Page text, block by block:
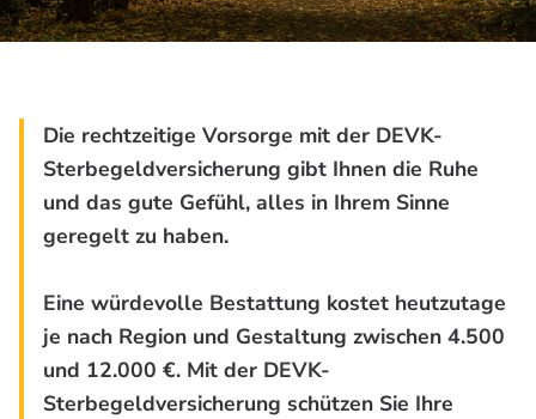
Die rechtzeitige Vorsorge mit der DEVK-
Sterbegeldversicherung gibt Ihnen die Ruhe
und das gute Gefühl, alles in Ihrem Sinne
geregelt zu haben.
Eine würdevolle Bestattung kostet heutzutage
je nach Region und Gestaltung zwischen 4.500
und 12.000 €. Mit der DEVK-
Sterbegeldversicherung schützen Sie Ihre